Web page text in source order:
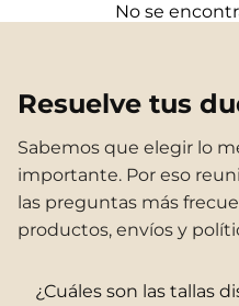
No se
Resuelve tus
Sabemos que elegir lo
importante. Por eso
las preguntas más
productos, envíos y
¿Cuáles son las tallas